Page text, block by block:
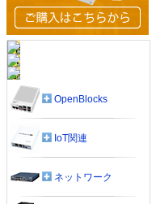
OpenBlocks
IoT関連
ネットワーク